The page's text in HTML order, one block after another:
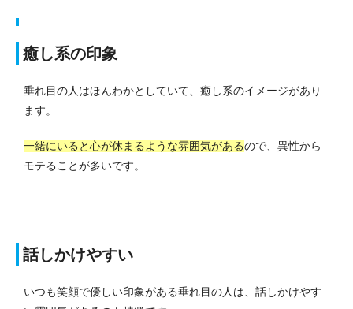
癒し系の印象
垂れ目の人はほんわかとしていて、癒し系のイメージがあり
ます。
一緒にいると心が休まるような雰囲気があるので、異性から
モテることが多いです。
話しかけやすい
いつも笑顔で優しい印象がある垂れ目の人は、話しかけやす